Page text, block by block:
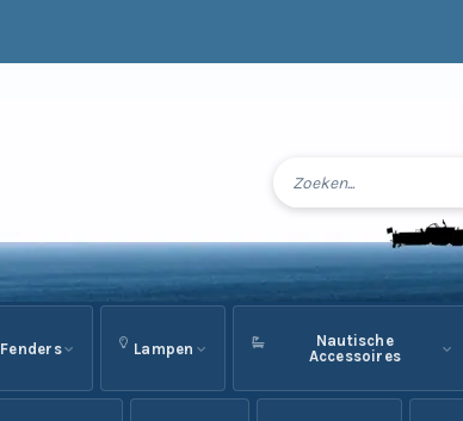
Fenders Lampen
Nautische
Accessoires